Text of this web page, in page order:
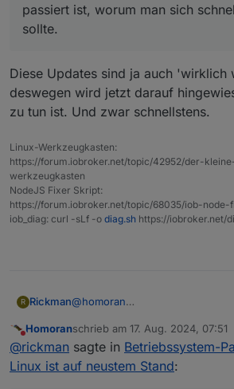
passiert ist, worum man sich
sollte.
Diese Updates sind ja auch 'wirklich
deswegen wird jetzt darauf
zu tun ist. Und zwar schnellstens.
Linux-Werkzeugkasten:
https://forum.iobroker.net/topic/42952/der-
werkzeugkasten
NodeJS Fixer Skript:
https://forum.iobroker.net/topic/68035/iob-
iob_diag: curl -sLf -o diag.sh https://iobroker.net/
R Rickman@homoran
ein Betriebssystemupdate da ist.
vorher nicht - da kam der Punkt
wirklich wichtiges passiert ist,
@Thomas-Braun
Danke für den Hinweis, das
mache ich das gerne ohne
Sorry, hilfreich waren beide
Nicht stören
Homoranschrieb am 17. Aug. 2024, 07:51
zuletzt editiert von
@rickman sagte in Betriebssystem-
Linux ist auf neustem Stand: